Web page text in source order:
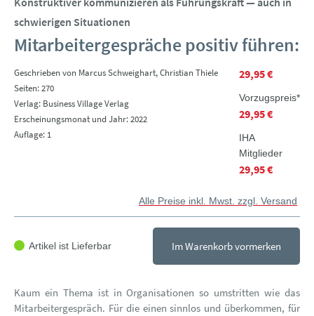
schwierigen Situationen
Mitarbeitergespräche positiv führen:
Geschrieben von Marcus Schweighart, Christian Thiele
Seiten: 270
Verlag: Business Village Verlag
Erscheinungsmonat und Jahr: 2022
Auflage: 1
29,95 €
Vorzugspreis*
29,95 €
IHA
Mitglieder
29,95 €
Alle Preise inkl. Mwst. zzgl. Versand
Artikel ist Lieferbar Im Warenkorb vormerken
Kaum ein Thema ist in Organisationen so umstritten wie das
Mitarbeitergespräch. Für die einen sinnlos und überkommen, für